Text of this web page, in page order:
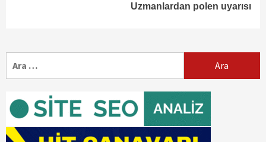
Uzmanlardan polen uyarısı